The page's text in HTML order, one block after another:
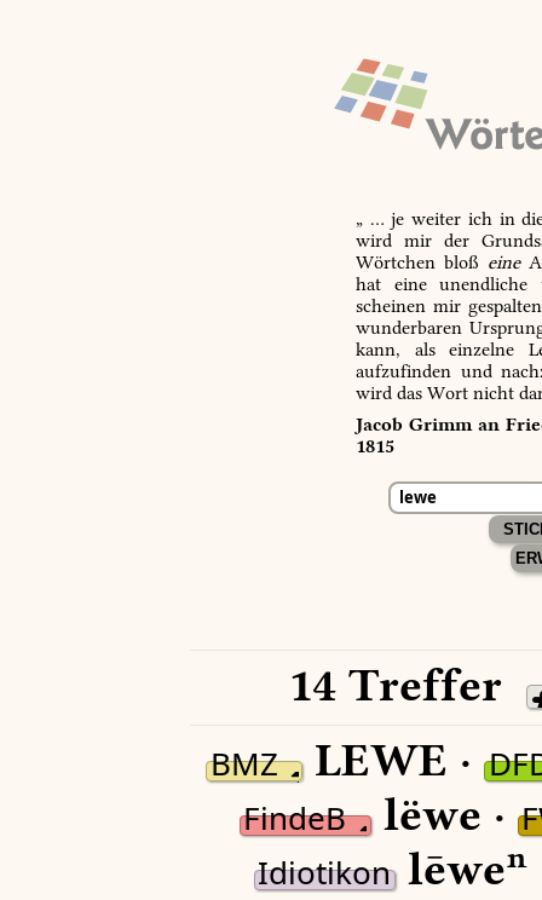
„ … je weiter ich in
wird mir der
Wörtchen bloß eine
hat eine unendliche
scheinen mir
wunderbaren
kann, als einzelne
aufzufinden und
wird das Wort nicht
Jacob Grimm an
1815
14 Treffer
BMZ LEWE ·
FindeB lëwe ·
Idiotikonlēweⁿ